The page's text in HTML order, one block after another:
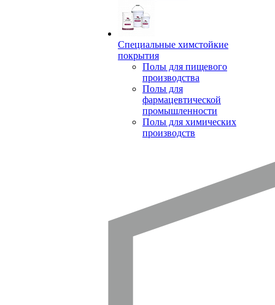
Специальные химстойкие
покрытия
Полы для пищевого
производства
Полы для
фармацевтической
промышленности
Полы для химических
производств